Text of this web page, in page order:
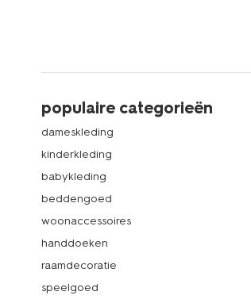
populaire categorieën
dameskleding
kinderkleding
babykleding
beddengoed
woonaccessoires
handdoeken
raamdecoratie
speelgoed